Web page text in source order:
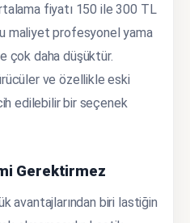
fiyatı 150 ile 300 TL
maliyet profesyonel yama
çok daha düşüktür.
ve özellikle eski
edilebilir bir seçenek
Gerektirmez
avantajlarından biri lastiğin